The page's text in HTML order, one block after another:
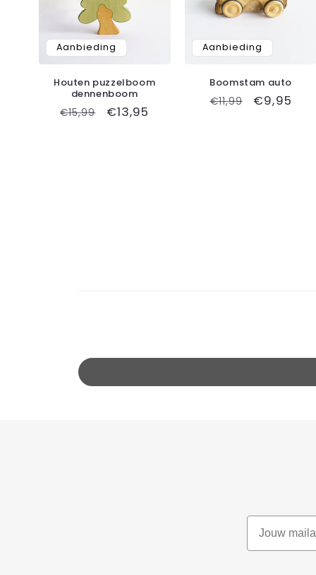
Aanbieding
Houten puzzelboom
dennenboom
Normale
€15,99 Aanbiedingsprijs
€13,95
Aanbieding
Boomstam auto
Normale
€11,99 €9,95